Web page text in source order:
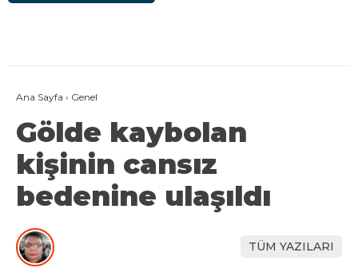
Ana Sayfa › Genel
Gölde kaybolan
kişinin cansız
bedenine ulaşıldı
TÜM YAZILARI